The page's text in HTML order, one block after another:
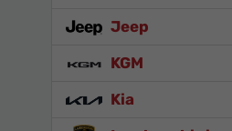
Jeep
KGM
Kia